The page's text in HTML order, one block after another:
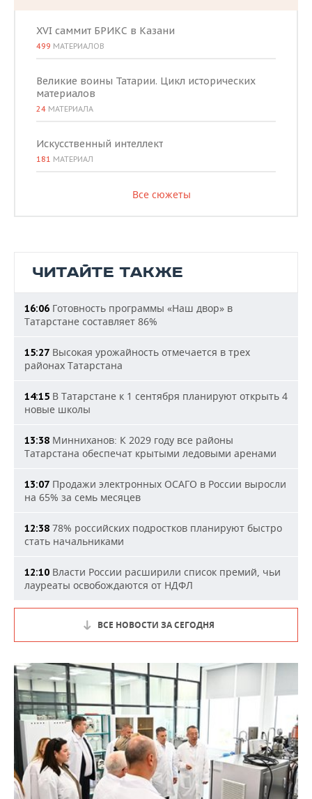
XVI саммит БРИКС в Казани
499 МАТЕРИАЛОВ
Великие воины Татарии. Цикл исторических
материалов
24 МАТЕРИАЛА
Искусственный интеллект
181 МАТЕРИАЛ
Все сюжеты
ЧИТАЙТЕ ТАКЖЕ
16:06 Готовность программы «Наш двор» в
Татарстане составляет 86%
15:27 Высокая урожайность отмечается в трех
районах Татарстана
14:15 В Татарстане к 1 сентября планируют открыть 4
новые школы
13:38 Минниханов: К 2029 году все районы
Татарстана обеспечат крытыми ледовыми аренами
13:07 Продажи электронных ОСАГО в России выросли
на 65% за семь месяцев
12:38 78% российских подростков планируют быстро
стать начальниками
12:10 Власти России расширили список премий, чьи
лауреаты освобождаются от НДФЛ
ВСЕ НОВОСТИ ЗА СЕГОДНЯ